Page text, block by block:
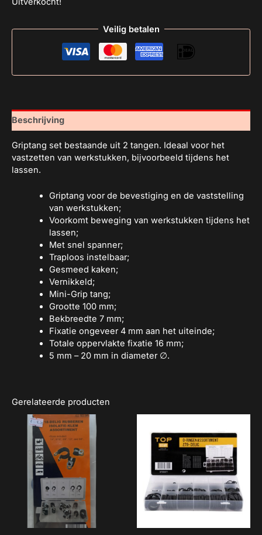
Veilig betalen
Beschrijving
Griptang set bestaande uit 2 tangen. Ideaal voor het
vastzetten van werkstukken, bijvoorbeeld tijdens het
lassen.
Griptang voor de bevestiging en de vaststelling
van werkstukken;
Voorkomt beweging van werkstukken tijdens het
lassen;
Met snel spanner;
Traploos instelbaar;
Gesmeed kaken;
Vernikkeld;
Mini-Grip tang;
Grootte 100 mm;
Bekbreedte 7 mm;
Fixatie ongeveer 4 mm aan het uiteinde;
Totale oppervlakte fixatie 16 mm;
5 mm – 20 mm in diameter ∅.
Gerelateerde producten